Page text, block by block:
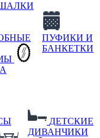
ПУФИКИ И
БАНКЕТКИ
ДЕТСКИЕ
ДИВАНЧИКИ